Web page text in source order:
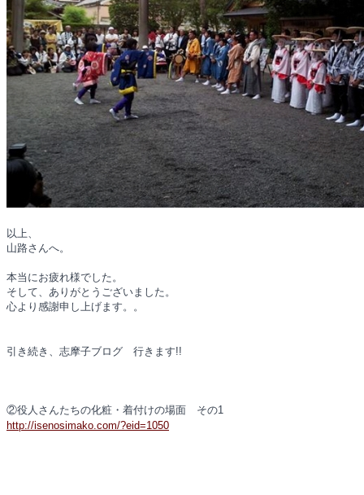
以上、
山路さんへ。
本当にお疲れ様でした。
そして、ありがとうございました。
心より感謝申し上げます。。
引き続き、志摩子ブログ 行きます!!
②役人さんたちの化粧・着付けの場面 その1
http://isenosimako.com/?eid=1050